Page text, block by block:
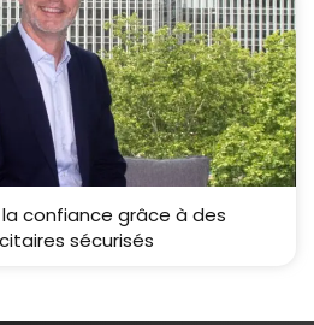
confiance grâce à des
sécurisés